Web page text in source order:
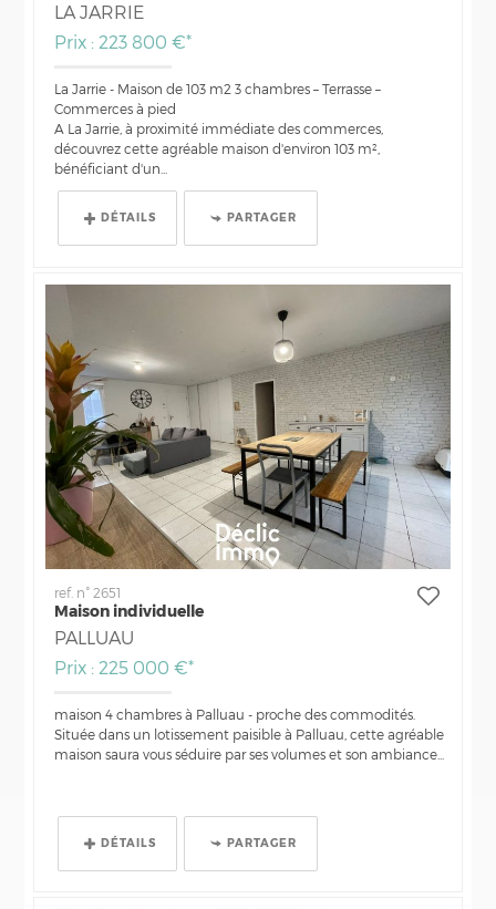
LA JARRIE
Prix : 223 800 €*
La Jarrie - Maison de 103 m2 3 chambres – Terrasse –
Commerces à pied
A La Jarrie, à proximité immédiate des commerces,
découvrez cette agréable maison d'environ 103 m²,
bénéficiant d'un...
DÉTAILS PARTAGER
ref. n° 2651
Maison individuelle
PALLUAU
Prix : 225 000 €*
maison 4 chambres à Palluau - proche des commodités.
Située dans un lotissement paisible à Palluau, cette agréable
maison saura vous séduire par ses volumes et son ambiance...
DÉTAILS PARTAGER